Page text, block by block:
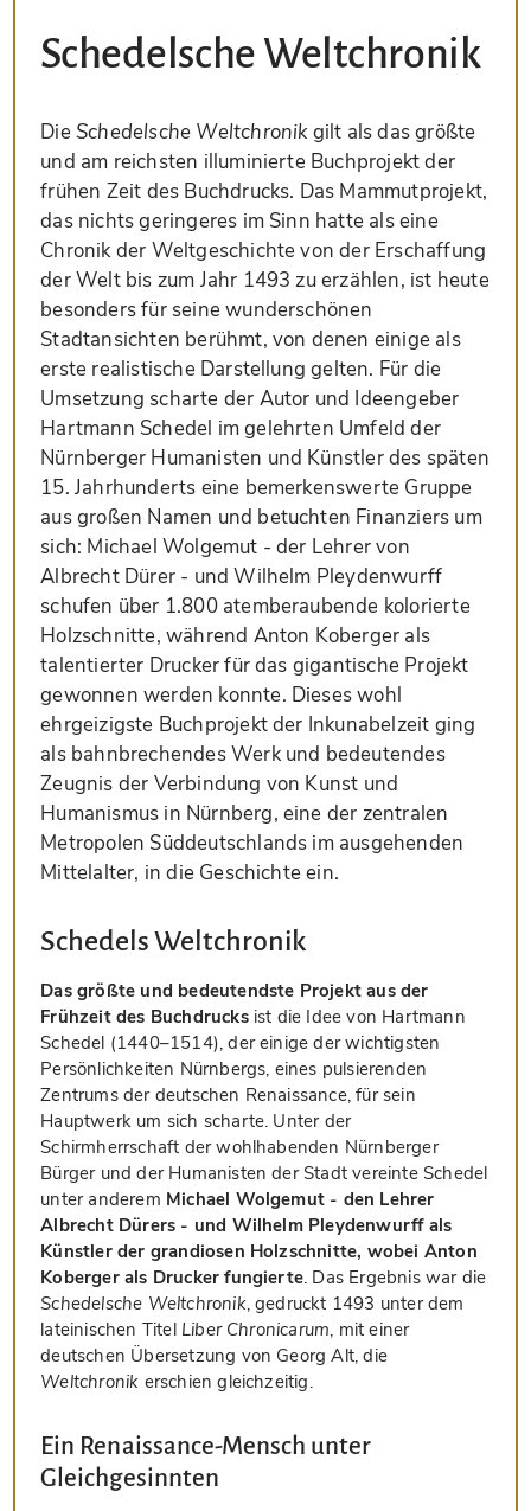
Schedelsche Weltchronik
DieSchedelsche Weltchronikgilt als das größte
und am reichsten illuminierte Buchprojekt der
frühen Zeit des Buchdrucks. Das Mammutprojekt,
das nichts geringeres im Sinn hatte als eine
Chronik der Weltgeschichte von der Erschaffung
der Welt bis zum Jahr 1493 zu erzählen, ist heute
besonders für seine wunderschönen
Stadtansichten berühmt, von denen einige als
erste realistische Darstellung gelten. Für die
Umsetzung scharte der Autor und Ideengeber
Hartmann Schedel im gelehrten Umfeld der
Nürnberger Humanisten und Künstler des späten
15. Jahrhunderts eine bemerkenswerte Gruppe
aus großen Namen und betuchten Finanziers um
sich: Michael Wolgemut - der Lehrer von
Albrecht Dürer - und Wilhelm Pleydenwurff
schufen über 1.800 atemberaubende kolorierte
Holzschnitte, während Anton Koberger als
talentierter Drucker für das gigantische Projekt
gewonnen werden konnte. Dieses wohl
ehrgeizigste Buchprojekt der Inkunabelzeit ging
als bahnbrechendes Werk und bedeutendes
Zeugnis der Verbindung von Kunst und
Humanismus in Nürnberg, eine der zentralen
Metropolen Süddeutschlands im ausgehenden
Mittelalter, in die Geschichte ein.
Schedels Weltchronik
Das größte und bedeutendste Projekt aus der
Frühzeit des Buchdrucksist die Idee von Hartmann
Schedel (1440–1514), der einige der wichtigsten
Persönlichkeiten Nürnbergs, eines pulsierenden
Zentrums der deutschen Renaissance, für sein
Hauptwerk um sich scharte. Unter der
Schirmherrschaft der wohlhabenden Nürnberger
Bürger und der Humanisten der Stadt vereinte Schedel
unter anderem Michael Wolgemut - den Lehrer
Albrecht Dürers - und Wilhelm Pleydenwurff als
Künstler der grandiosen Holzschnitte, wobei Anton
Koberger als Drucker fungierte. Das Ergebnis war die
Schedelsche Weltchronik, gedruckt 1493 unter dem
lateinischen Titel Liber Chronicarum, mit einer
deutschen Übersetzung von Georg Alt, die
Weltchronik erschien gleichzeitig.
Ein Renaissance-Mensch unter
Gleichgesinnten